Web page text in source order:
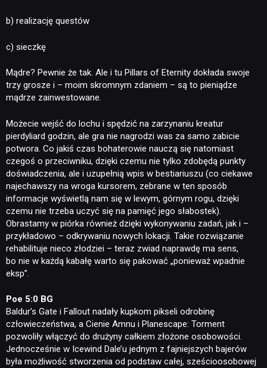
b) realizację questów
c) sieczkę
Mądre? Pewnie że tak. Ale i tu Pillars of Eternity dokłada swoje
trzy grosze i – moim skromnym zdaniem – są to pieniądze
mądrze zainwestowane.
Możecie wejść do lochu i spędzić na zarzynaniu kreatur
pierdyliard godzin, ale gra nie nagrodzi was za samo zabicie
potwora. Co jakiś czas bohaterowie nauczą się natomiast
czegoś o przeciwniku, dzięki czemu nie tylko zdobędą punkty
doświadczenia, ale i uzupełnią wpis w bestiariuszu (co ciekawe
najechawszy na wroga kursorem, zebrane w ten sposób
informacje wyświetlą nam się w lewym, górnym rogu, dzięki
czemu nie trzeba uczyć się na pamięć jego słabostek).
Obrastamy w piórka również dzięki wykonywaniu zadań, jak i –
przykładowo – odkrywaniu nowych lokacji. Takie rozwiązanie
rehabilituje nieco złodziei – teraz zwiad naprawdę ma sens,
bo nie w każdą kabałę warto się pakować „ponieważ wpadnie
eksp”.
Poe 5:0 BG
Baldur’s Gate i Fallout nadały kupkom pikseli odrobinę
człowieczeństwa, a Cienie Amnu i Planescape: Torment
pozwoliły włączyć do drużyny całkiem złożone osobowości.
Jednocześnie w Icewind Dale’u jednym z fajniejszych bajerów
była możliwość stworzenia od podstaw całej, sześcioosobowej